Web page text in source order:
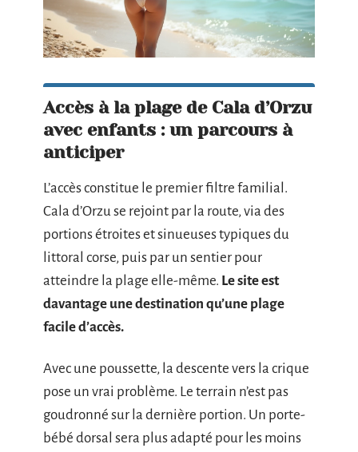
Accès à la plage de Cala d’Orzu
avec enfants : un parcours à
anticiper
L’accès constitue le premier filtre familial.
Cala d’Orzu se rejoint par la route, via des
portions étroites et sinueuses typiques du
littoral corse, puis par un sentier pour
atteindre la plage elle-même. Le site est
davantage une destination qu’une plage
facile d’accès.
Avec une poussette, la descente vers la crique
pose un vrai problème. Le terrain n’est pas
goudronné sur la dernière portion. Un porte-
bébé dorsal sera plus adapté pour les moins